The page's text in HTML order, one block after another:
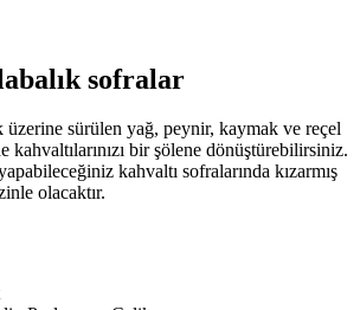
sofralar
üzerine sürülen yağ, peynir, kaymak ve reçel
kahvaltılarınızı bir şölene dönüştürebilirsiniz.
kahvaltı sofralarında kızarmış
olacaktır.